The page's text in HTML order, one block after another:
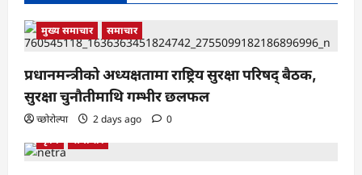
मुख्य समाचार समाचार
प्रधानमन्त्रीको अध्यक्षतामा राष्ट्रिय सुरक्षा परिषद् बैठक,
सुरक्षा चुनौतीमाथि गम्भीर छलफल
च्छोरोल्पा 2 days ago
0
कृषि
समाचार